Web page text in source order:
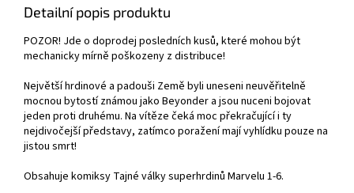
Detailní popis produktu
POZOR! Jde o doprodej posledních kusů, které mohou být
mechanicky mírně poškozeny z distribuce!
Největší hrdinové a padouši Země byli uneseni neuvěřitelně
mocnou bytostí známou jako Beyonder a jsou nuceni bojovat
jeden proti druhému. Na vítěze čeká moc překračující i ty
nejdivočejší představy, zatímco poražení mají vyhlídku pouze na
jistou smrt!
Obsahuje komiksy Tajné války superhrdinů Marvelu 1-6.